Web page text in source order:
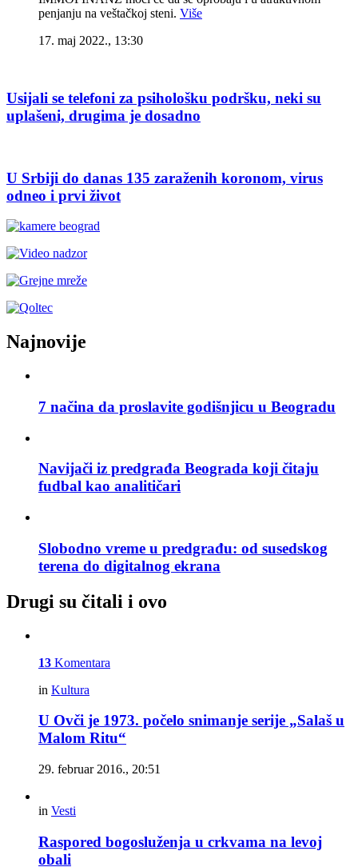
penjanju na veštačkoj steni. Više
17. maj 2022., 13:30
Usijali se telefoni za psihološku podršku, neki su
uplašeni, drugima je dosadno
U Srbiji do danas 135 zaraženih koronom, virus
odneo i prvi život
Najnovije
7 načina da proslavite godišnjicu u Beogradu
Navijači iz predgrađa Beograda koji čitaju
fudbal kao analitičari
Slobodno vreme u predgrađu: od susedskog
terena do digitalnog ekrana
Drugi su čitali i ovo
13 Komentara
in Kultura
U Ovči je 1973. počelo snimanje serije „Salaš u
Malom Ritu“
29. februar 2016., 20:51
in Vesti
Raspored bogosluženja u crkvama na levoj
obali